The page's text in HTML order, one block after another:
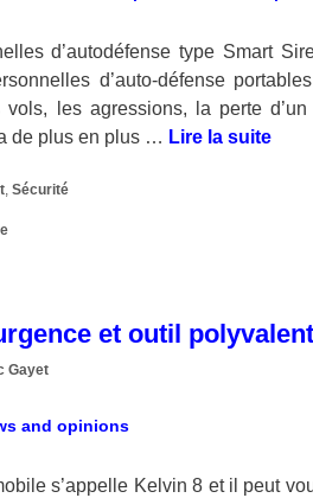
d’autodéfense type Smart
d’auto-défense
les agressions, la perte
de plus en plus … Lire la suite
,Sécurité
et outil
Gayet
s’appelle Kelvin 8 et il peut